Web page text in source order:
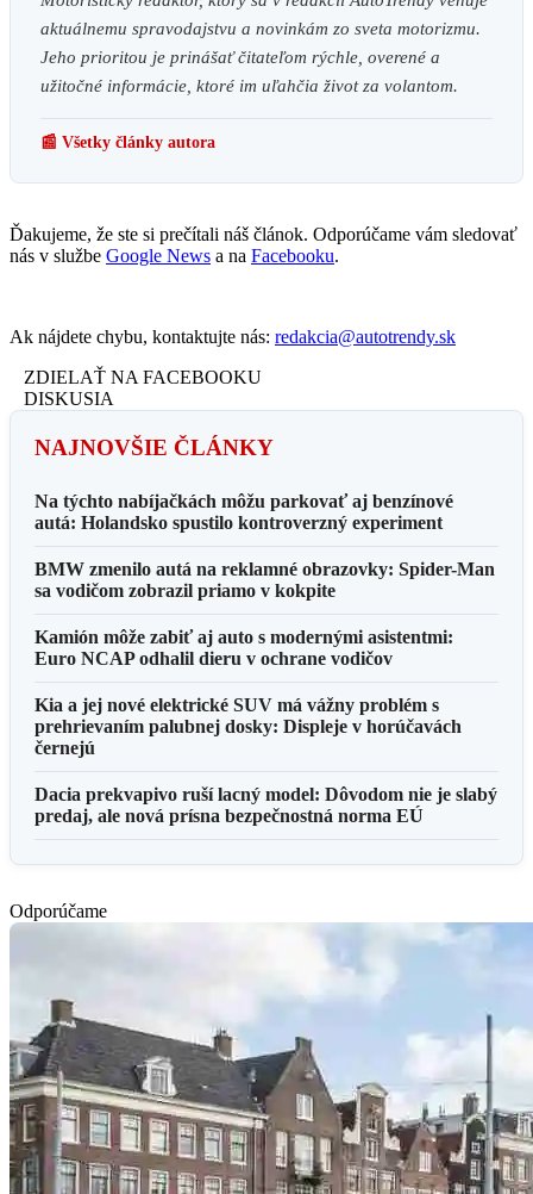
aktuálnemu spravodajstvu a novinkám zo sveta motorizmu.
Jeho prioritou je prinášať čitateľom rýchle, overené a
užitočné informácie, ktoré im uľahčia život za volantom.
📰 Všetky články autora
Ďakujeme, že ste si prečítali náš článok. Odporúčame vám sledovať
nás v službe Google News a na Facebooku.
Ak nájdete chybu, kontaktujte nás: redakcia@autotrendy.sk
ZDIELAŤ NA FACEBOOKU
DISKUSIA
NAJNOVŠIE ČLÁNKY
Na týchto nabíjačkách môžu parkovať aj benzínové
autá: Holandsko spustilo kontroverzný experiment
BMW zmenilo autá na reklamné obrazovky: Spider-Man
sa vodičom zobrazil priamo v kokpite
Kamión môže zabiť aj auto s modernými asistentmi:
Euro NCAP odhalil dieru v ochrane vodičov
Kia a jej nové elektrické SUV má vážny problém s
prehrievaním palubnej dosky: Displeje v horúčavách
černejú
Dacia prekvapivo ruší lacný model: Dôvodom nie je slabý
predaj, ale nová prísna bezpečnostná norma EÚ
Odporúčame